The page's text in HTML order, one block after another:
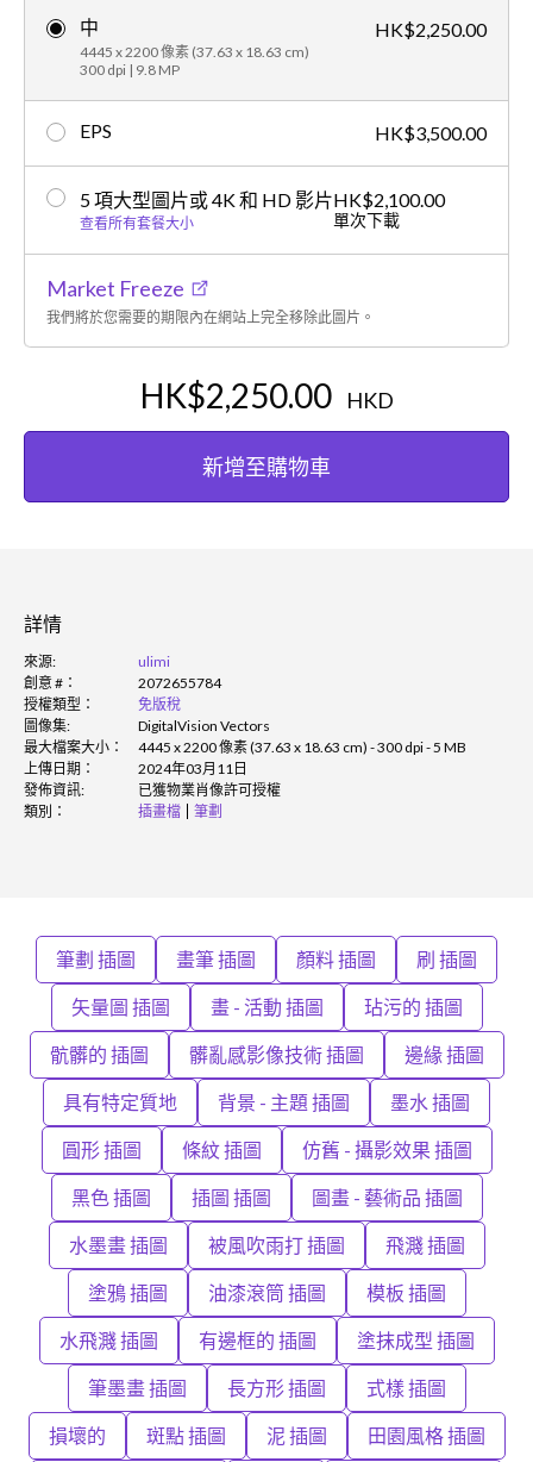
中
4445 x 2200 像素 (37.63 x 18.63 cm)
300 dpi | 9.8 MP
HK$2,250.00
EPS HK$3,500.00
5 項大型圖片或 4K 和 HD 影片
查看所有套餐大小
HK$2,100.00
單次下載
Market Freeze
我們將於您需要的期限內在網站上完全移除此圖片。
HK$2,250.00 HKD
新增至購物車
詳情
來源:
ulimi
創意 #：
2072655784
授權類型：
免版稅
圖像集:
DigitalVision Vectors
最大檔案大小：
4445 x 2200 像素 (37.63 x 18.63 cm) - 300 dpi - 5 MB
上傳日期：
2024年03月11日
發佈資訊:
已獲物業肖像許可授權
類別：
插畫檔 筆劃
筆劃 插圖 畫筆 插圖 顏料 插圖 刷 插圖
矢量圖 插圖 畫 - 活動 插圖 玷污的 插圖
骯髒的 插圖 髒亂感影像技術 插圖 邊緣 插圖
具有特定質地 背景 - 主題 插圖 墨水 插圖
圓形 插圖 條紋 插圖 仿舊 - 攝影效果 插圖
黑色 插圖 插圖 插圖 圖畫 - 藝術品 插圖
水墨畫 插圖 被風吹雨打 插圖 飛濺 插圖
塗鴉 插圖 油漆滾筒 插圖 模板 插圖
水飛濺 插圖 有邊框的 插圖 塗抹成型 插圖
筆墨畫 插圖 長方形 插圖 式樣 插圖
損壞的 斑點 插圖 泥 插圖 田園風格 插圖